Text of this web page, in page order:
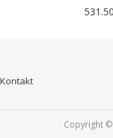
531.50
Kontakt
Copyright